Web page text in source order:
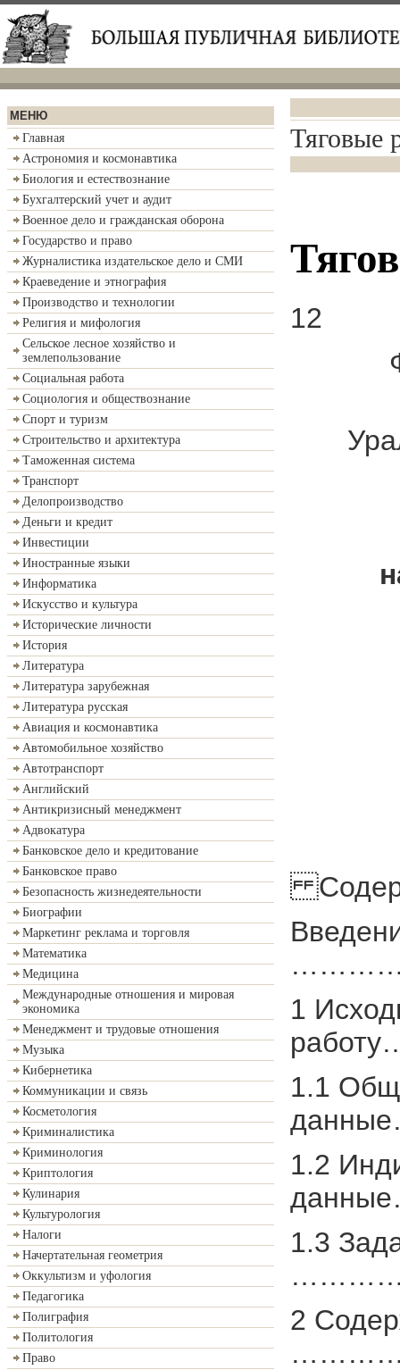
МЕНЮ
Главная
Астрономия и космонавтика
Биология и естествознание
Бухгалтерский учет и аудит
Военное дело и гражданская оборона
Государство и право
Журналистика издательское дело и СМИ
Краеведение и этнография
Производство и технологии
Религия и мифология
Сельское лесное хозяйство и
землепользование
Социальная работа
Социология и обществознание
Спорт и туризм
Строительство и архитектура
Таможенная система
Транспорт
Делопроизводство
Деньги и кредит
Инвестиции
Иностранные языки
Информатика
Искусство и культура
Исторические личности
История
Литература
Литература зарубежная
Литература русская
Авиация и космонавтика
Автомобильное хозяйство
Автотранспорт
Английский
Антикризисный менеджмент
Адвокатура
Банковское дело и кредитование
Банковское право
Безопасность жизнедеятельности
Биографии
Маркетинг реклама и торговля
Математика
Медицина
Международные отношения и мировая
экономика
Менеджмент и трудовые отношения
Музыка
Кибернетика
Коммуникации и связь
Косметология
Криминалистика
Криминология
Криптология
Кулинария
Культурология
Налоги
Начертательная геометрия
Оккультизм и уфология
Педагогика
Полиграфия
Политология
Право
Тяговые
12
1
1.1
1.2
1.3
2